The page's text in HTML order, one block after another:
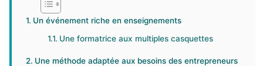
Un événement riche en enseignements
Une formatrice aux multiples casquettes
Une méthode adaptée aux besoins des entrepreneurs